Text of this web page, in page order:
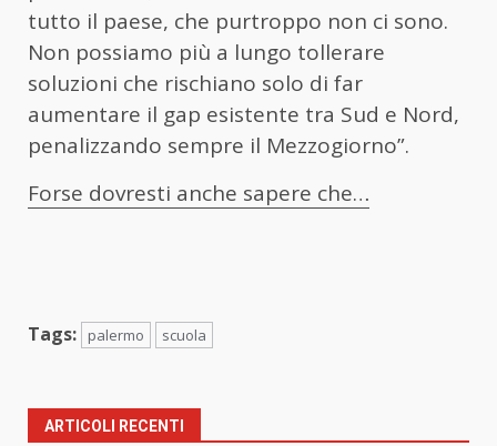
tutto il paese, che purtroppo non ci sono.
Non possiamo più a lungo tollerare
soluzioni che rischiano solo di far
aumentare il gap esistente tra Sud e Nord,
penalizzando sempre il Mezzogiorno”.
Forse dovresti anche sapere che…
Tags: palermo scuola
ARTICOLI RECENTI